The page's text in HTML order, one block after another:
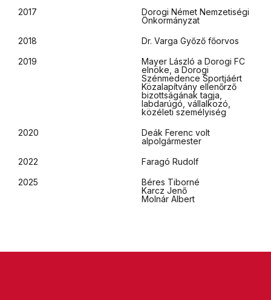
2017
Dorogi Német Nemzetiségi
Önkormányzat
2018
Dr. Varga Győző főorvos
2019
Mayer László a Dorogi FC
elnöke, a Dorogi
Szénmedence Sportjáért
Közalapítvány ellenőrző
bizottságának tagja,
labdarúgó, vállalkozó,
közéleti személyiség
2020
Deák Ferenc volt
alpolgármester
2022
Faragó Rudolf
2025
Béres Tiborné
Karcz Jenő
Molnár Albert